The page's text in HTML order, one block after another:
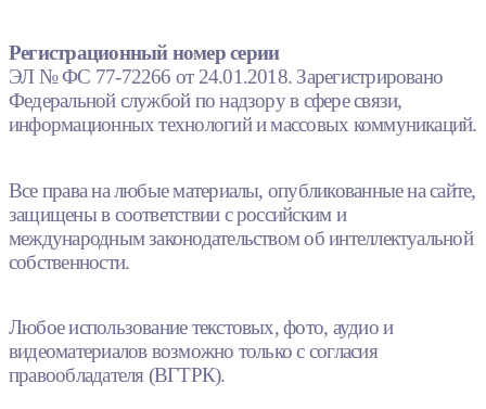
Регистрационный номер серии
ЭЛ № ФС 77-72266 от 24.01.2018. Зарегистрировано
Федеральной службой по надзору в сфере связи,
информационных технологий и массовых коммуникаций.
Все права на любые материалы, опубликованные на сайте,
защищены в соответствии с российским и
международным законодательством об интеллектуальной
собственности.
Любое использование текстовых, фото, аудио и
видеоматериалов возможно только с согласия
правообладателя (ВГТРК).